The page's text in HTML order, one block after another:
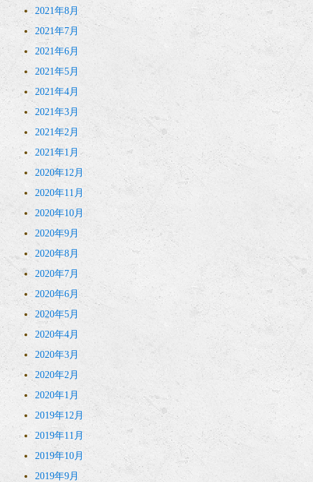
2021年8月
2021年7月
2021年6月
2021年5月
2021年4月
2021年3月
2021年2月
2021年1月
2020年12月
2020年11月
2020年10月
2020年9月
2020年8月
2020年7月
2020年6月
2020年5月
2020年4月
2020年3月
2020年2月
2020年1月
2019年12月
2019年11月
2019年10月
2019年9月